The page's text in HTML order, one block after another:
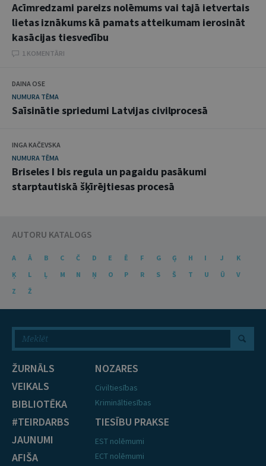
Acīmredzami pareizs nolēmums vai tajā ietvertais
lietas iznākums kā pamats atteikumam ierosināt
kasācijas tiesvedību
1 KOMENTĀRI
DAINA OSE
NUMURA TĒMA
Saīsinātie spriedumi Latvijas civilprocesā
INGA KAČEVSKA
NUMURA TĒMA
Briseles I bis regula un pagaidu pasākumi
starptautiskā šķīrējtiesas procesā
AUTORU KATALOGS
A Ā B C Č D E Ē F G Ģ H I J
K
Ķ
L Ļ M N Ņ O P R S Š T U Ū
V
Z
Ž
ŽURNĀLS
VEIKALS
BIBLIOTĒKA
#TEIRDARBS
JAUNUMI
AFIŠA
NOZARES
Civiltiesības
Krimināltiesības
TIESĪBU PRAKSE
EST nolēmumi
ECT nolēmumi